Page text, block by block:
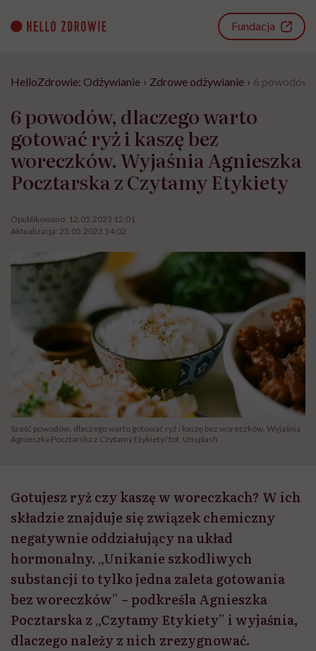
content
Fundacja
HelloZdrowie: Odżywianie › Zdrowe odżywianie › 6 powodów,
6 powodów, dlaczego warto
gotować ryż i kaszę bez
woreczków. Wyjaśnia Agnieszka
Pocztarska z Czytamy Etykiety
Opublikowano: 12.05.2023 12:01
Aktualizacja: 25.05.2023 14:02
Sześć powodów, dlaczego warto gotować ryż i kaszę bez woreczków. Wyjaśnia
Agnieszka Pocztarska z Czytamy Etykiety/ fot. Unsplash
Gotujesz ryż czy kaszę w woreczkach? W ich
składzie znajduje się związek chemiczny
negatywnie oddziałujący na układ
hormonalny. „Unikanie szkodliwych
substancji to tylko jedna zaleta gotowania
bez woreczków” – podkreśla Agnieszka
Pocztarska z „Czytamy Etykiety” i wyjaśnia,
dlaczego należy z nich zrezygnować.